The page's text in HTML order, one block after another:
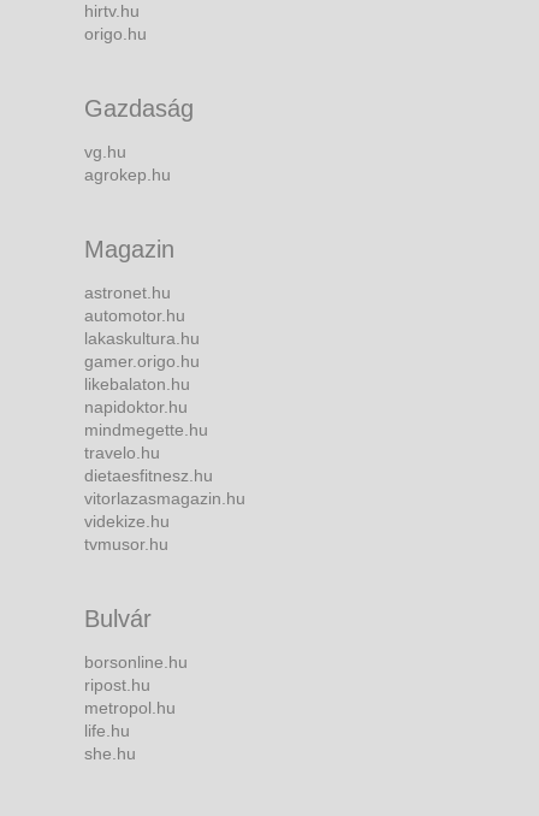
hirtv.hu
origo.hu
Gazdaság
vg.hu
agrokep.hu
Magazin
astronet.hu
automotor.hu
lakaskultura.hu
gamer.origo.hu
likebalaton.hu
napidoktor.hu
mindmegette.hu
travelo.hu
dietaesfitnesz.hu
vitorlazasmagazin.hu
videkize.hu
tvmusor.hu
Bulvár
borsonline.hu
ripost.hu
metropol.hu
life.hu
she.hu